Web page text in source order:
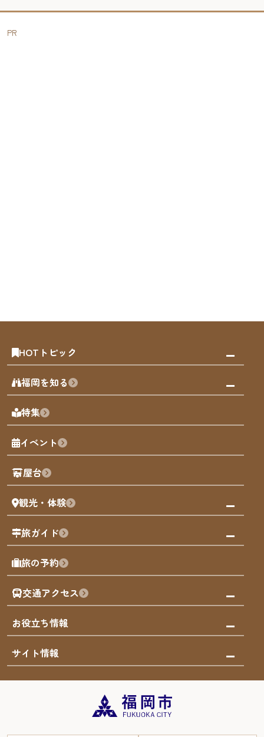
PR
HOTトピック
みんなの旅行記
天神エリア
博多旧市街
福岡城
歴史・文化
福岡を知る
福岡の見どころ
福岡の魅力
観光カレンダー
観光PR動画
まち歩き
福岡グルメ
福岡を楽しむ
福岡のアート
福岡のナイトタイム
福岡の歴史・文化
サステナブルツーリズム
福岡検定
よかなび音声ガイド
特集
イベント
屋台
観光・体験
観る・遊ぶ
屋台
買う
体験
泊まる
旅ガイド
モデルコース
AIおまかせコース
オリジナルプラン
みんなの旅行記
旅の予約
交通アクセス
市内交通ガイド
お得なチケット
お役立ち情報
お知らせ
災害情報
サイト情報
まち歩き・体験プログラム掲載申込